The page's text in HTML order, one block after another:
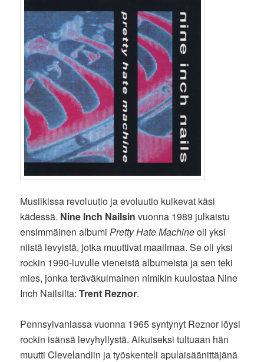
Musiikissa revoluutio ja evoluutio kulkevat käsi
kädessä. Nine Inch Nailsin vuonna 1989 julkaistu
ensimmäinen albumi Pretty Hate Machineoli yksi
niistä levyistä, jotka muuttivat maailmaa. Se oli yksi
rockin 1990-luvulle vieneistä albumeista ja sen teki
mies, jonka teräväkulmainen nimikin kuulostaa Nine
Inch Nailsilta:Trent Reznor.
Pennsylvaniassa vuonna 1965 syntynyt Reznor löysi
rockin isänsä levyhyllystä. Aikuiseksi tultuaan hän
muutti Clevelandiin ja työskenteli apulaisäänittäjänä